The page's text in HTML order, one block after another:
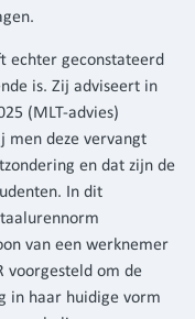
echter geconstateerd
is. Zij adviseert in
(MLT-advies)
men deze vervangt
en dat zijn de
In dit
van een werknemer
voorgesteld om de
in haar huidige vorm